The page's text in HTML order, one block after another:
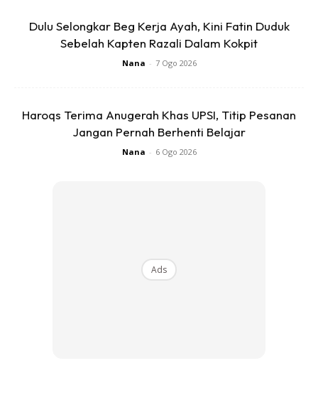
latihan bola sepak. Kena jadi anak yang baik, soleh, dan
dengar cakap mama,” ujarnya.
Jun tahun lalu. Hasil perkahwinan mereka dikurniakan
cahayamata iaitui Syaikhul dan seorang anak perempuan
bernama Sumayyah yang berusia lima tahun.
Dulu Selongkar Beg Kerja Ayah, Kini Fatin Duduk
Sebelah Kapten Razali Dalam Kokpit
Nana - 7 Ogo 2026
Haroqs Terima Anugerah Khas UPSI, Titip Pesanan
Jangan Pernah Berhenti Belajar
Nana - 6 Ogo 2026
Ads